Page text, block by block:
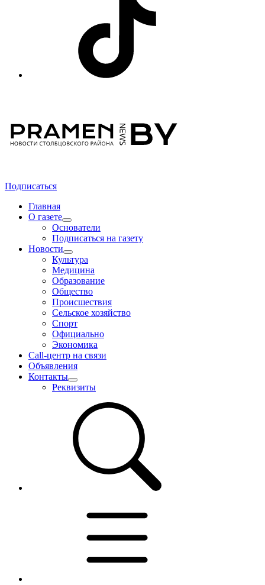
Подписаться
Главная
О газете
Основатели
Подписаться на газету
Новости
Культура
Медицина
Образование
Общество
Происшествия
Сельское хозяйство
Спорт
Официально
Экономика
Call-центр на связи
Объявления
Контакты
Реквизиты